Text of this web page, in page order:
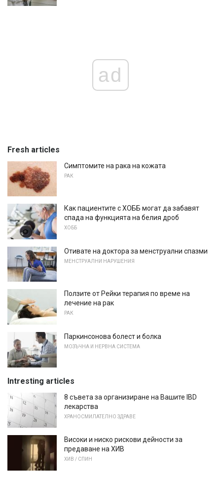
ad
Fresh articles
Симптомите на рака на кожата
РАК
Как пациентите с ХОББ могат да забавят
спада на функцията на белия дроб
ХОББ
Отивате на доктора за менструални спазми
МЕНСТРУАЛНИ НАРУШЕНИЯ
Ползите от Рейки терапия по време на
лечение на рак
РАК
Паркинсонова болест и болка
МОЗЪЧНА И НЕРВНА СИСТЕМА
Intresting articles
8 съвета за организиране на Вашите IBD
лекарства
ХРАНОСМИЛАТЕЛНО ЗДРАВЕ
Високи и ниско рискови дейности за
предаване на ХИВ
ХИВ / СПИН